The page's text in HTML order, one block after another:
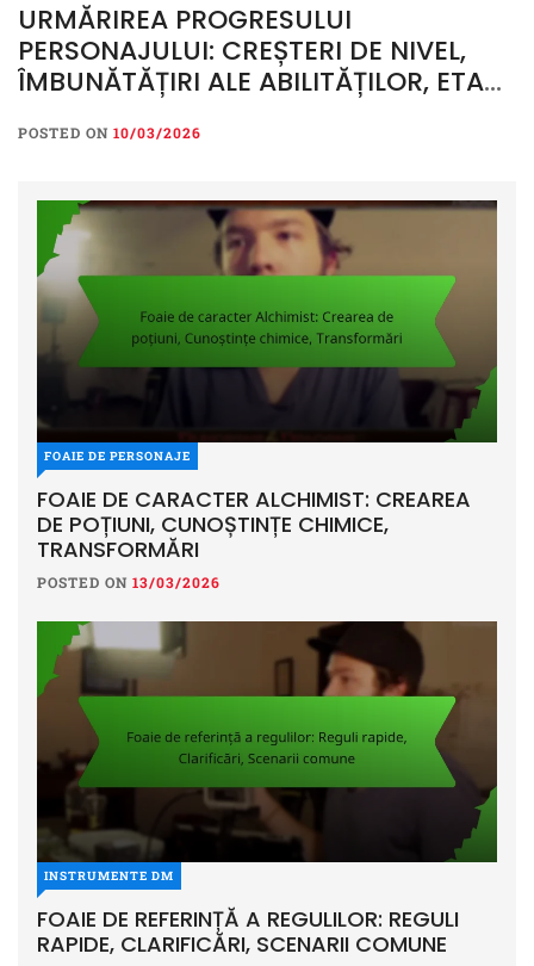
URMĂRIREA PROGRESULUI
PERSONAJULUI: CREȘTERI DE NIVEL,
ÎMBUNĂTĂȚIRI ALE ABILITĂȚILOR, ETAPE
POSTED ON 10/03/2026
FOAIE DE PERSONAJE
FOAIE DE CARACTER ALCHIMIST: CREAREA
DE POȚIUNI, CUNOȘTINȚE CHIMICE,
TRANSFORMĂRI
POSTED ON 13/03/2026
INSTRUMENTE DM
FOAIE DE REFERINȚĂ A REGULILOR: REGULI
RAPIDE, CLARIFICĂRI, SCENARII COMUNE